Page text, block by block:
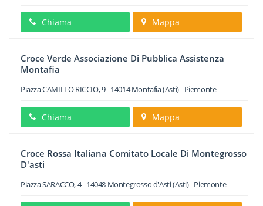
Chiama Mappa
Croce Verde Associazione Di Pubblica Assistenza
Montafia
Piazza CAMILLO RICCIO, 9-14014 Montafia(Asti) - Piemonte
Chiama Mappa
Croce Rossa Italiana Comitato Locale Di Montegrosso
D'asti
Piazza SARACCO, 4-14048 Montegrosso d'Asti(Asti) -Piemonte